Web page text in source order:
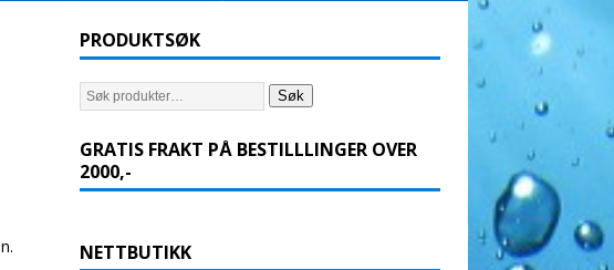
PRODUKTSØK
Søk
GRATIS FRAKT PÅ BESTILLLINGER OVER
2000,-
NETTBUTIKK